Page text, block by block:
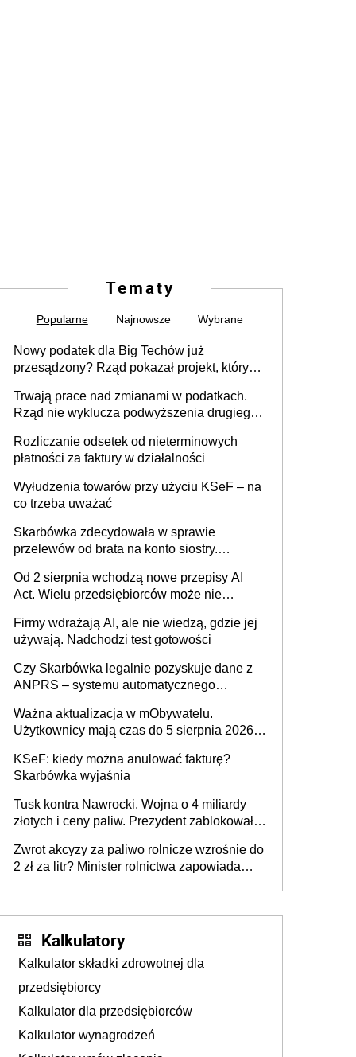
Tematy
Popularne Najnowsze Wybrane
Nowy podatek dla Big Techów już
przesądzony? Rząd pokazał projekt, który
Trwają prace nad zmianami w podatkach.
Rząd nie wyklucza podwyższenia drugiego
Rozliczanie odsetek od nieterminowych
płatności za faktury w działalności
Wyłudzenia towarów przy użyciu KSeF – na
co trzeba uważać
Skarbówka zdecydowała w sprawie
przelewów od brata na konto siostry.
darowizna, ale podatku jednak nie będzie
Od 2 sierpnia wchodzą nowe przepisy AI
Act. Wielu przedsiębiorców może nie
Firmy wdrażają AI, ale nie wiedzą, gdzie jej
używają. Nadchodzi test gotowości
Czy Skarbówka legalnie pozyskuje dane z
ANPRS – systemu automatycznego
pojazdów z kamer drogowych?
Ważna aktualizacja w mObywatelu.
Użytkownicy mają czas do 5 sierpnia 2026
KSeF: kiedy można anulować fakturę?
Skarbówka wyjaśnia
Tusk kontra Nawrocki. Wojna o 4 miliardy
złotych i ceny paliw. Prezydent zablokował
wymierzonym we wszystkich polskich
kierowców”
Zwrot akcyzy za paliwo rolnicze wzrośnie do
2 zł za litr? Minister rolnictwa zapowiada
Kalkulatory
Kalkulator składki zdrowotnej dla
przedsiębiorcy
Kalkulator dla przedsiębiorców
Kalkulator wynagrodzeń